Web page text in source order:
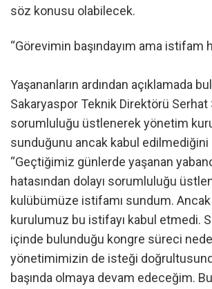
söz konusu olabilecek.
“Görevimin başındayım ama istifam
Yaşananların ardından açıklamada
Sakaryaspor Teknik Direktörü Serhat
sorumluluğu üstlenerek yönetim
sunduğunu ancak kabul edilmediğini
“Geçtiğimiz günlerde yaşanan
hatasından dolayı sorumluluğu
kulübümüze istifamı sundum.
kurulumuz bu istifayı kabul etmedi.
içinde bulunduğu kongre süreci
yönetimimizin de isteği
başında olmaya devam edeceğim.